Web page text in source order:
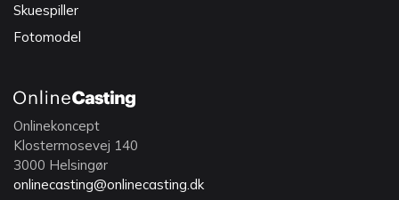
Skuespiller
Fotomodel
Onlinekoncept
Klostermosevej 140
3000 Helsingør
onlinecasting@onlinecasting.dk